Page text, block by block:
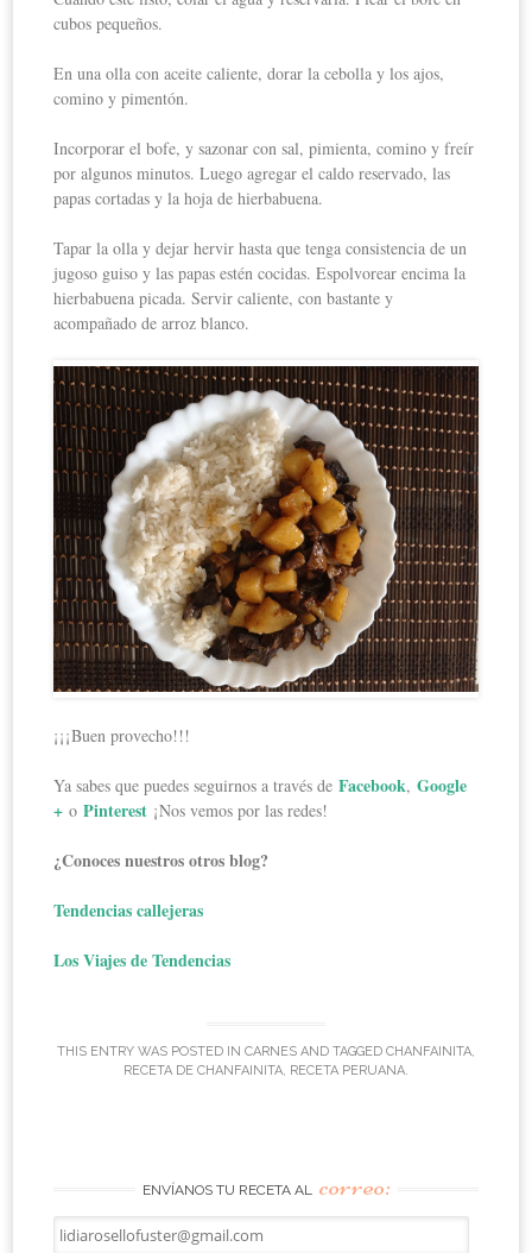
cubos pequeños.
En una olla con aceite caliente, dorar la cebolla y los ajos,
comino y pimentón.
Incorporar el bofe, y sazonar con sal, pimienta, comino y freír
por algunos minutos. Luego agregar el caldo reservado, las
papas cortadas y la hoja de hierbabuena.
Tapar la olla y dejar hervir hasta que tenga consistencia de un
jugoso guiso y las papas estén cocidas. Espolvorear encima la
hierbabuena picada. Servir caliente, con bastante y
acompañado de arroz blanco.
¡¡¡Buen provecho!!!
Ya sabes que puedes seguirnos a través deFacebook,Google
+ oPinterest ¡Nos vemos por las redes!
¿Conoces nuestros otros blog?
Tendencias callejeras
Los Viajes de Tendencias
THIS ENTRY WAS POSTED IN CARNES AND TAGGED CHANFAINITA
RECETA DE CHANFAINITA RECETA PERUANA
ENVÍANOS TU RECETA AL correo:
lidiarosellofuster@gmail.com